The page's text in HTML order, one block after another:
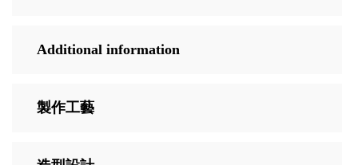
Additional information
製作工藝